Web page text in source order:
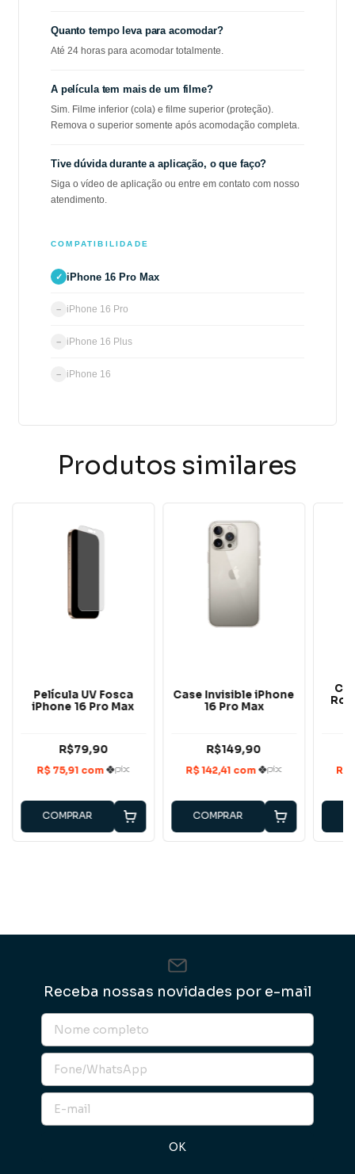
Quanto tempo leva para acomodar?
Até 24 horas para acomodar totalmente.
A película tem mais de um filme?
Sim. Filme inferior (cola) e filme superior (proteção).
Remova o superior somente após acomodação completa.
Tive dúvida durante a aplicação, o que faço?
Siga o vídeo de aplicação ou entre em contato com nosso
atendimento.
COMPATIBILIDADE
✓ iPhone 16 Pro Max
− iPhone 16 Pro
− iPhone 16 Plus
− iPhone 16
Produtos similares
Película UV Fosca
iPhone 16 Pro Max
R$79,90
COMPRAR
Case Invisible iPhone
16 Pro Max
R$149,90
COMPRAR
Receba nossas novidades por e-mail